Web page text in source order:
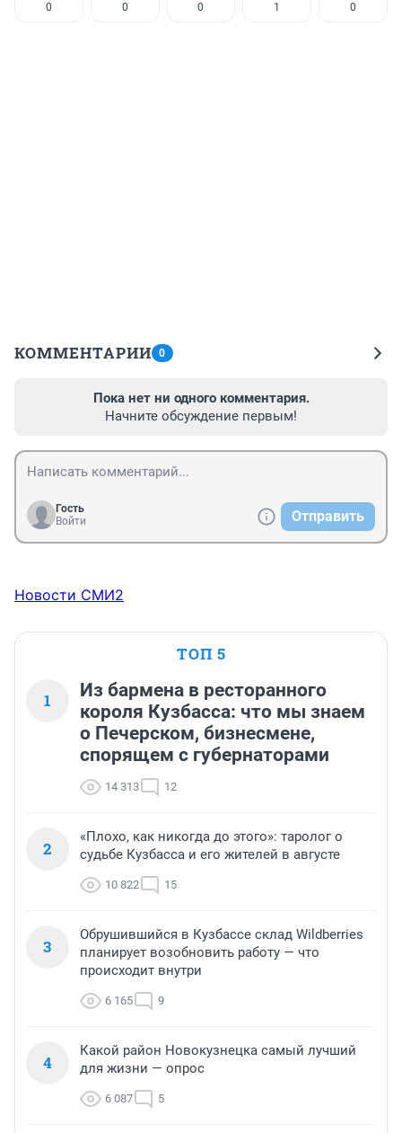
0 0 0 1 0
КОММЕНТАРИИ 0
Пока нет ни одного комментария.
Начните обсуждение первым!
Гость
Войти
Отправить
Новости СМИ2
ТОП 5
1
Из бармена в ресторанного
короля Кузбасса: что мы знаем
о Печерском, бизнесмене,
спорящем с губернаторами
14 313 12
2
«Плохо, как никогда до этого»: таролог о
судьбе Кузбасса и его жителей в августе
10 822 15
3
Обрушившийся в Кузбассе склад Wildberries
планирует возобновить работу — что
происходит внутри
6 165 9
4
Какой район Новокузнецка самый лучший
для жизни — опрос
6 087 5